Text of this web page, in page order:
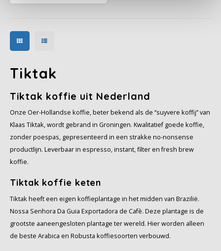
hoge kwaliteit. Het pure,
Tiktak
Tiktak koffie uit Nederland
Onze Oer-Hollandse koffie, beter bekend als de ‘’suyvere koffij’’ van
Klaas Tiktak, wordt gebrand in Groningen. Kwalitatief goede koffie,
zonder poespas, gepresenteerd in een strakke no-nonsense
productlijn. Leverbaar in espresso, instant, filter en fresh brew
koffie.
Tiktak koffie keten
Tiktak heeft een eigen koffieplantage in het midden van Brazilië.
Nossa Senhora Da Guia Exportadora de Cafè. Deze plantage is de
grootste aaneengesloten plantage ter wereld. Hier worden alleen
de beste Arabica en Robusta koffiesoorten verbouwd.